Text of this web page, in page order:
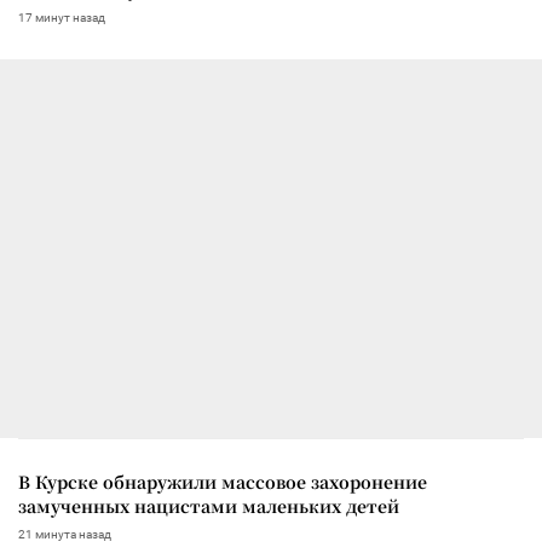
17 минут назад
В Курске обнаружили массовое захоронение
замученных нацистами маленьких детей
21 минута назад